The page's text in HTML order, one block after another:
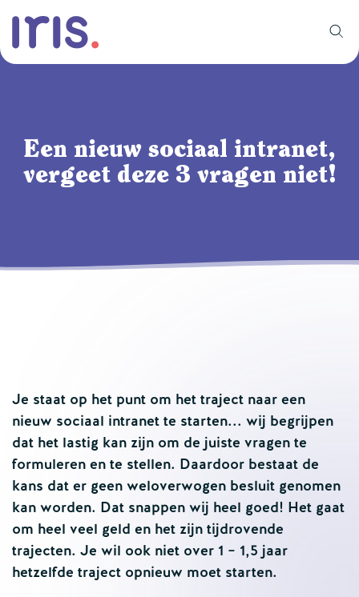
Een nieuw sociaal intranet,
vergeet deze 3 vragen niet!
Je staat op het punt om het traject naar een
nieuw sociaal intranet te starten... wij begrijpen
dat het lastig kan zijn om de juiste vragen te
formuleren en te stellen. Daardoor bestaat de
kans dat er geen weloverwogen besluit genomen
kan worden. Dat snappen wij heel goed! Het gaat
om heel veel geld en het zijn tijdrovende
trajecten. Je wil ook niet over 1 – 1,5 jaar
hetzelfde traject opnieuw moet starten.